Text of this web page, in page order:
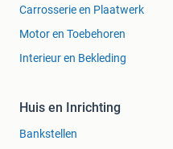
Carrosserie en Plaatwerk
Motor en Toebehoren
Interieur en Bekleding
Huis en Inrichting
Bankstellen